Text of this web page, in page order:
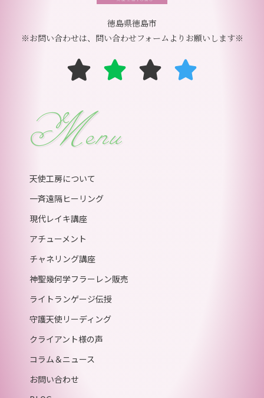
徳島県徳島市
※お問い合わせは、問い合わせフォームよりお願いします※
Menu
天使工房について
一斉遠隔ヒーリング
現代レイキ講座
アチューメント
チャネリング講座
神聖幾何学フラーレン販売
ライトランゲージ伝授
守護天使リーディング
クライアント様の声
コラム＆ニュース
お問い合わせ